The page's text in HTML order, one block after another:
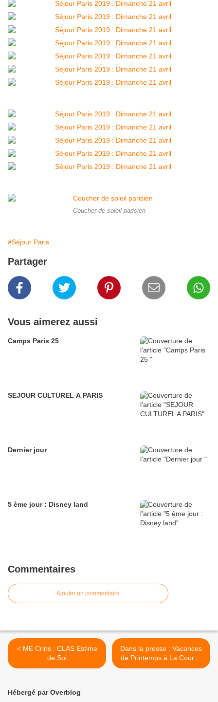
Coucher de soleil parisien
#Séjour Paris
Partager
Vous aimerez aussi
Camps Paris 25
SEJOUR CULTUREL A PARIS
Dernier jour
5 ème jour : Disney land
Commentaires
Ajouter un commentaire
< ME Crins : CLAS Estime
de Soi
Dans la presse : Vacances
de Printemps à La Courbe
>
Hébergé par Overblog